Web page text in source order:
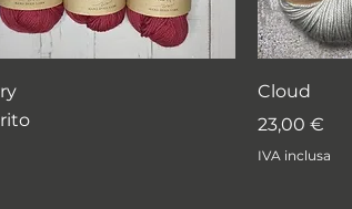
Cloud
Prezzo
23,00 €
IVA inclusa